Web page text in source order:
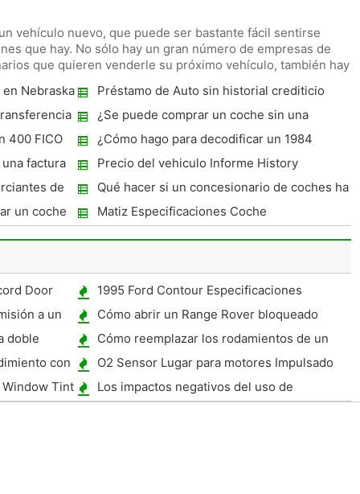
vehículo nuevo, que puede ser bastante fácil sentirse
que hay. No sólo hay un gran número de empresas de
que quieren venderle su próximo vehículo, también hay
Nebraska
Préstamo de Auto sin historial crediticio
¿Se puede comprar un coche sin una
licencia?
400 FICO
¿Cómo hago para decodificar un 1984
Chevy Camaro VIN?
factura
Precio del vehiculo Informe History
de
Qué hacer si un concesionario de coches ha
sido fraudulentas
un coche Matiz Especificaciones Coche
Door
1995 Ford Contour Especificaciones
a un
Cómo abrir un Range Rover bloqueado
doble
Cómo reemplazar los rodamientos de un
Mini Top Arm
con
O2 Sensor Lugar para motores Impulsado
Tint
Los impactos negativos del uso de
Biodiesel